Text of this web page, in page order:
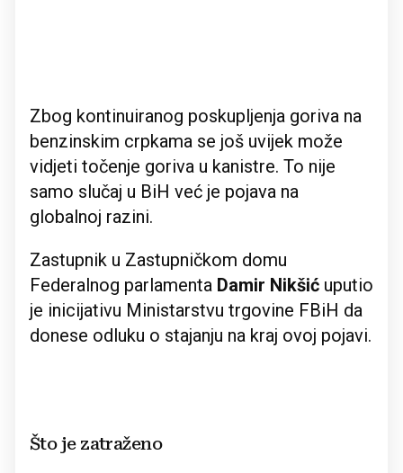
Zbog kontinuiranog poskupljenja goriva na
benzinskim crpkama se još uvijek može
vidjeti točenje goriva u kanistre. To nije
samo slučaj u BiH već je pojava na
globalnoj razini.
Zastupnik u Zastupničkom domu
Federalnog parlamenta Damir Nikšić uputio
je inicijativu Ministarstvu trgovine FBiH da
donese odluku o stajanju na kraj ovoj pojavi.
Što je zatraženo